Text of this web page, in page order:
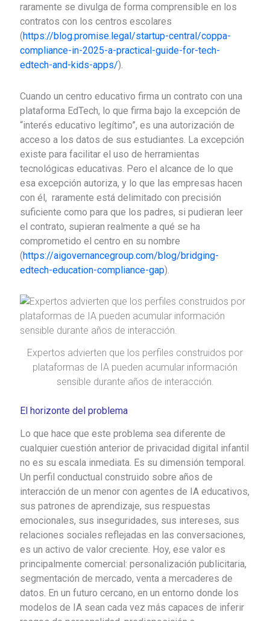
raramente se divulga de forma comprensible en los
contratos con los centros escolares
(https://blog.promise.legal/startup-central/coppa-
compliance-in-2025-a-practical-guide-for-tech-
edtech-and-kids-apps/).
Cuando un centro educativo firma un contrato con una
plataforma EdTech, lo que firma bajo la excepción de
“interés educativo legítimo”, es una autorización de
acceso a los datos de sus estudiantes. La excepción
existe para facilitar el uso de herramientas
tecnológicas educativas. Pero el alcance de lo que
esa excepción autoriza, y lo que las empresas hacen
con él, raramente está delimitado con precisión
suficiente como para que los padres, si pudieran leer
el contrato, supieran realmente a qué se ha
comprometido el centro en su nombre
(https://aigovernancegroup.com/blog/bridging-
edtech-education-compliance-gap).
Expertos advierten que los perfiles construidos por
plataformas de IA pueden acumular información
sensible durante años de interacción.
El horizonte del problema
Lo que hace que este problema sea diferente de
cualquier cuestión anterior de privacidad digital infantil
no es su escala inmediata. Es su dimensión temporal.
Un perfil conductual construido sobre años de
interacción de un menor con agentes de IA educativos,
sus patrones de aprendizaje, sus respuestas
emocionales, sus inseguridades, sus intereses, sus
relaciones sociales reflejadas en las conversaciones,
es un activo de valor creciente. Hoy, ese valor es
principalmente comercial: personalización publicitaria,
segmentación de mercado, venta a mercaderes de
datos. En un futuro cercano, en un entorno donde los
modelos de IA sean cada vez más capaces de inferir